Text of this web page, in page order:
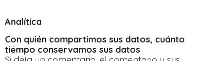
Analítica
Con quién compartimos sus datos, cuánto
tiempo conservamos sus datos